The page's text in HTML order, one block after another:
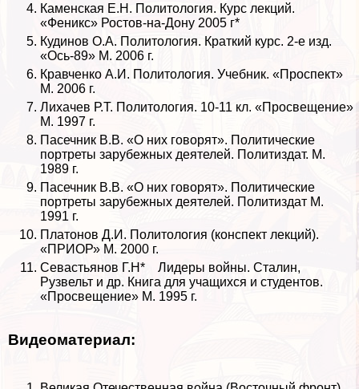
Каменская Е.Н. Политология. Курс лекций.
«Феникс» Ростов-на-Дону 2005 г*
Кудинов О.А. Политология. Краткий курс. 2-е изд.
«Ось-89» М. 2006 г.
Кравченко А.И. Политология. Учебник. «Проспект»
М. 2006 г.
Лихачев Р.Т. Политология. 10-11 кл. «Просвещение»
М. 1997 г.
Пасечник В.В. «О них говорят». Политические
портреты зарубежных деятелей. Политиздат. М.
1989 г.
Пасечник В.В. «О них говорят». Политические
портреты зарубежных деятелей. Политиздат М.
1991 г.
Платонов Д.И. Политология (конспект лекций).
«ПРИОР» М. 2000 г.
Севастьянов Г.Н* Лидеры войны. Сталин,
Рузвельт и др. Книга для учащихся и студентов.
«Просвещение» М. 1995 г.
Видеоматериал: